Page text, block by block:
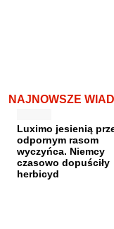
NAJNOWSZE
Luximo jesienią
odpornym rasom
wyczyńca. Niemcy
czasowo dopuściły
herbicyd